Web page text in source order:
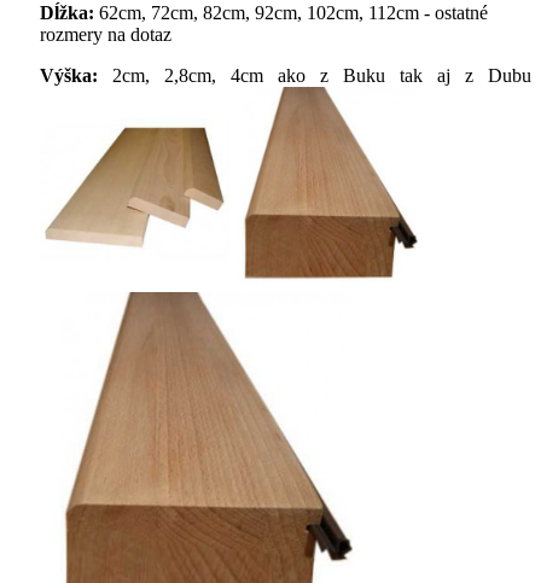
Dĺžka: 62cm, 72cm, 82cm, 92cm, 102cm, 112cm - ostatné
rozmery na dotaz
Výška: 2cm, 2,8cm, 4cm ako z Buku tak aj z Dubu